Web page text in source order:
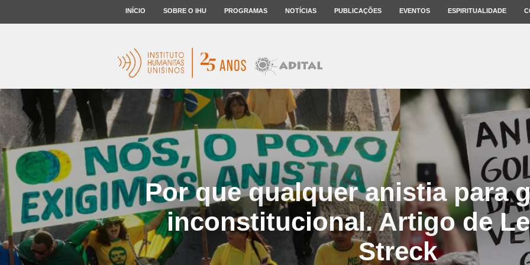
INÍCIO SOBRE O IHU PROGRAMAS NOTÍCIAS PUBLICAÇÕES EVENTOS ESPIRITUALIDADE
Por que qualquer anistia para
inconstitucional. Artigo de
Streck